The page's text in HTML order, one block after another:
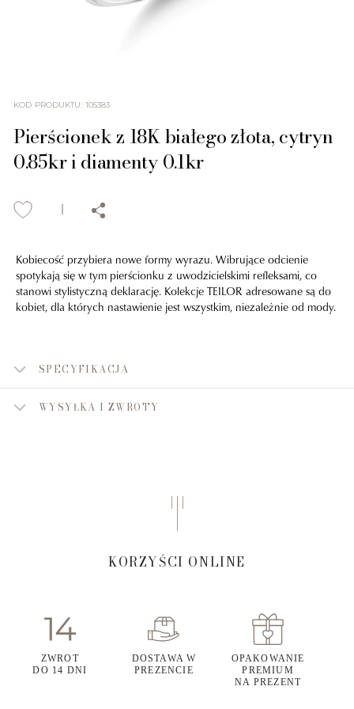
KOD PRODUKTU: 105383
Pierścionek z 18K białego złota, cytryn
0.85kr i diamenty 0.1kr
Kobiecość przybiera nowe formy wyrazu. Wibrujące odcienie
spotykają się w tym pierścionku z uwodzicielskimi refleksami, co
stanowi stylistyczną deklarację. Kolekcje TEILOR adresowane są do
kobiet, dla których nastawienie jest wszystkim, niezależnie od mody.
SPECYFIKACJA
WYSYŁKA I ZWROTY
KORZYŚCI ONLINE
ZWROT
DO 14 DNI
DOSTAWA W
PREZENCIE
OPAKOWANIE
PREMIUM
NA PREZENT